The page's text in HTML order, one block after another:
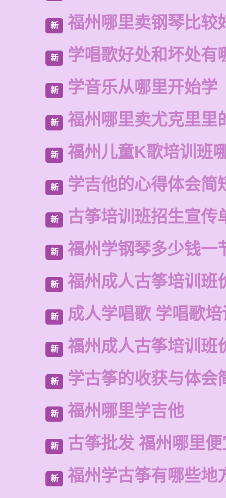
新 福州哪里卖钢琴比较
新 学唱歌好处和坏处有
新 学音乐从哪里开始学
新 福州哪里卖尤克里里
新 福州儿童K歌培训班
新 学吉他的心得体会简
新 古筝培训班招生宣传
新 福州学钢琴多少钱一
新 福州成人古筝培训班
新 成人学唱歌 学唱歌
新 福州成人古筝培训班
新 学古筝的收获与体会
新 福州哪里学吉他
新 古筝批发 福州哪里
新 福州学古筝有哪些地